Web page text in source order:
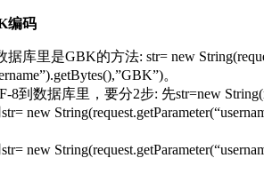
编码
库里是GBK的方法: str= new
。
数据库里，要分2步: 先str=new
new
new